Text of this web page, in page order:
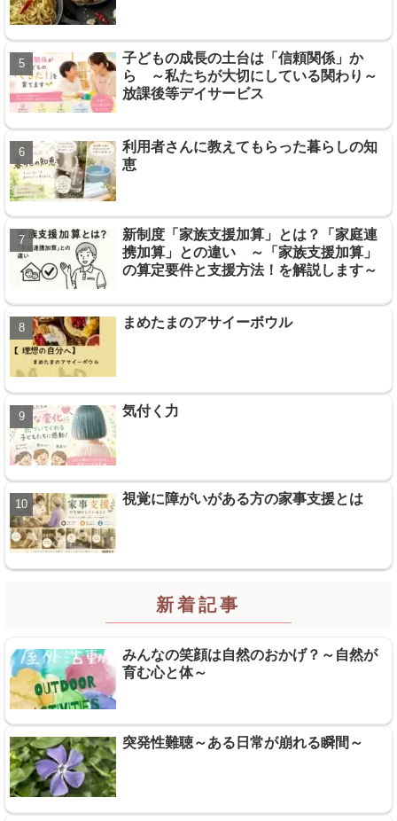
子どもの成長の土台は「信頼関係」か
ら ～私たちが大切にしている関わり～
放課後等デイサービス
利用者さんに教えてもらった暮らしの知
恵
新制度「家族支援加算」とは？「家庭連
携加算」との違い ～「家族支援加算」
の算定要件と支援方法！を解説します～
まめたまのアサイーボウル
気付く力
視覚に障がいがある方の家事支援とは
新着記事
みんなの笑顔は自然のおかげ？～自然が
育む心と体～
突発性難聴～ある日常が崩れる瞬間～